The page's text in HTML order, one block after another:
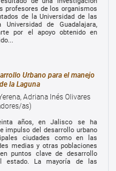
profesores de los organismos
de la Universidad de las
de Guadalajara,
por el apoyo obtenido en
Urbano para el manejo
la Laguna
Adriana Inés Olivares
as)
años, en Jalisco se ha
impulso del desarrollo urbano
ciudades como en las
medias y otras poblaciones
puntos clave de desarrollo
estado. La mayoría de las